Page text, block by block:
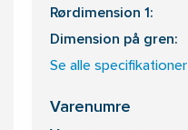
Rørdimension 1:
Dimension på gren:
Se alle specifikationer
Varenumre